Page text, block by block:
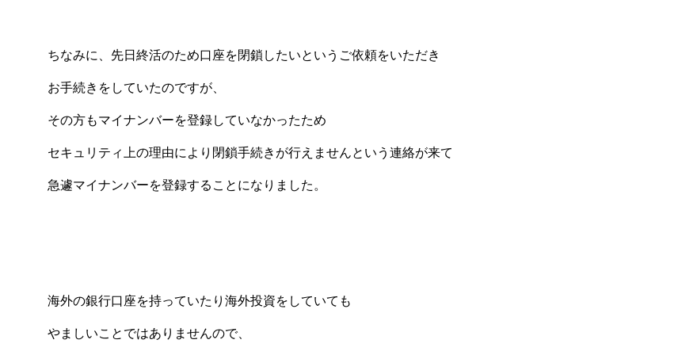
ちなみに、先日終活のため口座を閉鎖したいというご依頼をいただき
お手続きをしていたのですが、
その方もマイナンバーを登録していなかったため
セキュリティ上の理由により閉鎖手続きが行えませんという連絡が来て
急遽マイナンバーを登録することになりました。
海外の銀行口座を持っていたり海外投資をしていても
やましいことではありませんので、